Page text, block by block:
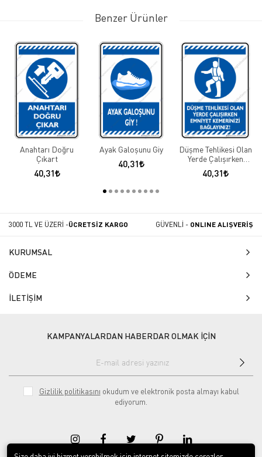
Benzer Ürünler
Anahtarı Doğru
Çıkart
40,31
Ayak Galoşunu Giy
40,31
Düşme Tehlikesi Olan
Yerde Çalışırken
Emniyet Kemerinizi
Bağlayınız
40,31
3000 TL VE ÜZERİ -ÜCRETSİZ KARGO GÜVENLİ - ONLINE ALIŞVERİŞ
KURUMSAL
ÖDEME
İLETİŞİM
KAMPANYALARDAN HABERDAR OLMAK İÇİN
Gizlilik politikasını okudum ve elektronik posta almayı kabul
ediyorum.